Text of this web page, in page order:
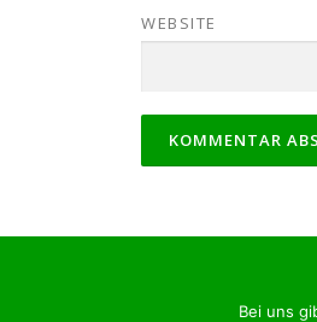
WEBSITE
Bei uns